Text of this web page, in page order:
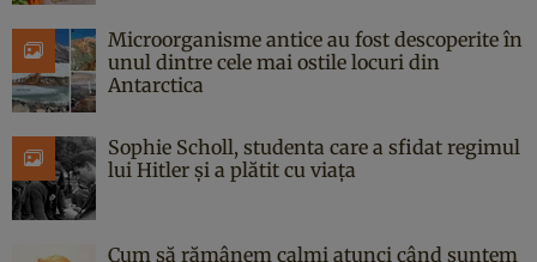
Microorganisme antice au fost descoperite în
unul dintre cele mai ostile locuri din
Antarctica
Sophie Scholl, studenta care a sfidat regimul
lui Hitler și a plătit cu viața
Cum să rămânem calmi atunci când suntem